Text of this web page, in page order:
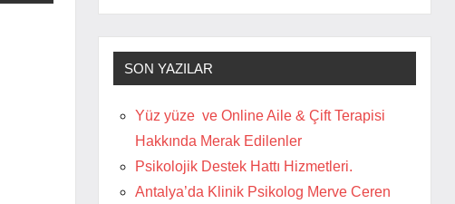
SON YAZILAR
Yüz yüze ve Online Aile & Çift Terapisi
Hakkında Merak Edilenler
Psikolojik Destek Hattı Hizmetleri.
Antalya’da Klinik Psikolog Merve Ceren